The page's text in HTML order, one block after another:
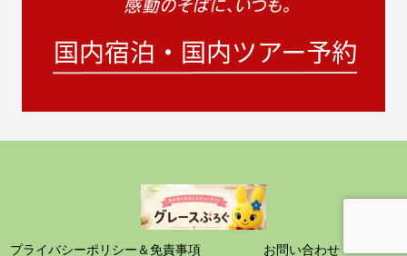
プライバシーポリシー＆免責事項 お問い合わせ